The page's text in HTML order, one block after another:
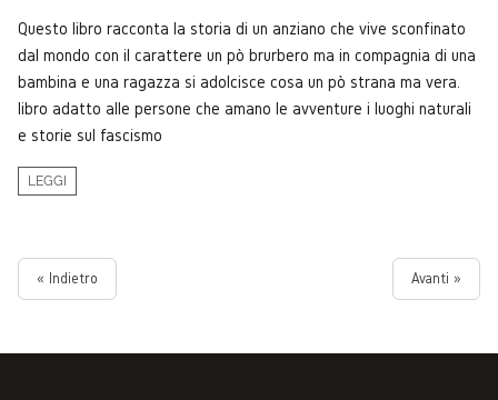
Questo libro racconta la storia di un anziano che vive sconfinato
dal mondo con il carattere un pò brurbero ma in compagnia di una
bambina e una ragazza si adolcisce cosa un pò strana ma vera.
libro adatto alle persone che amano le avventure i luoghi naturali
e storie sul fascismo
LEGGI
« Indietro Avanti »